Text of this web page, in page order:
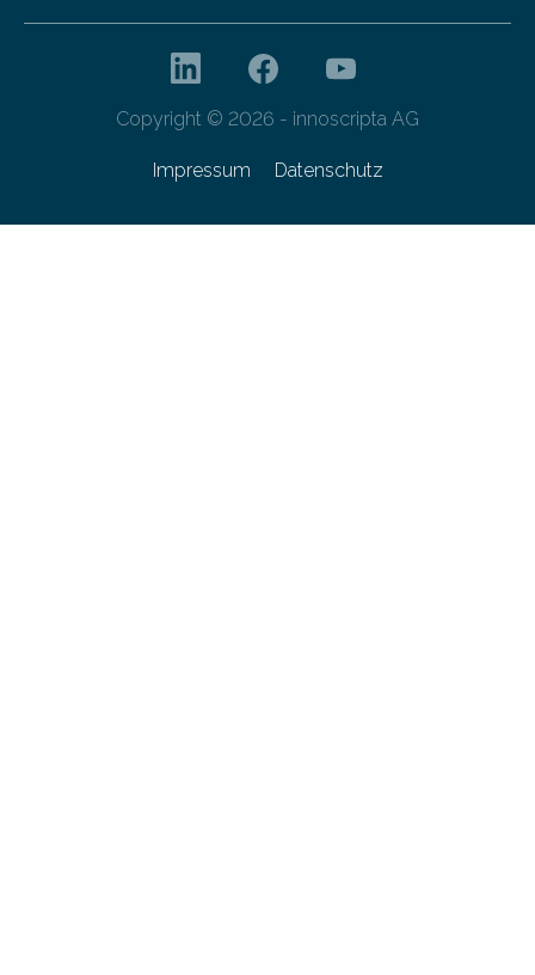
Copyright © 2026 - innoscripta AG
Impressum Datenschutz